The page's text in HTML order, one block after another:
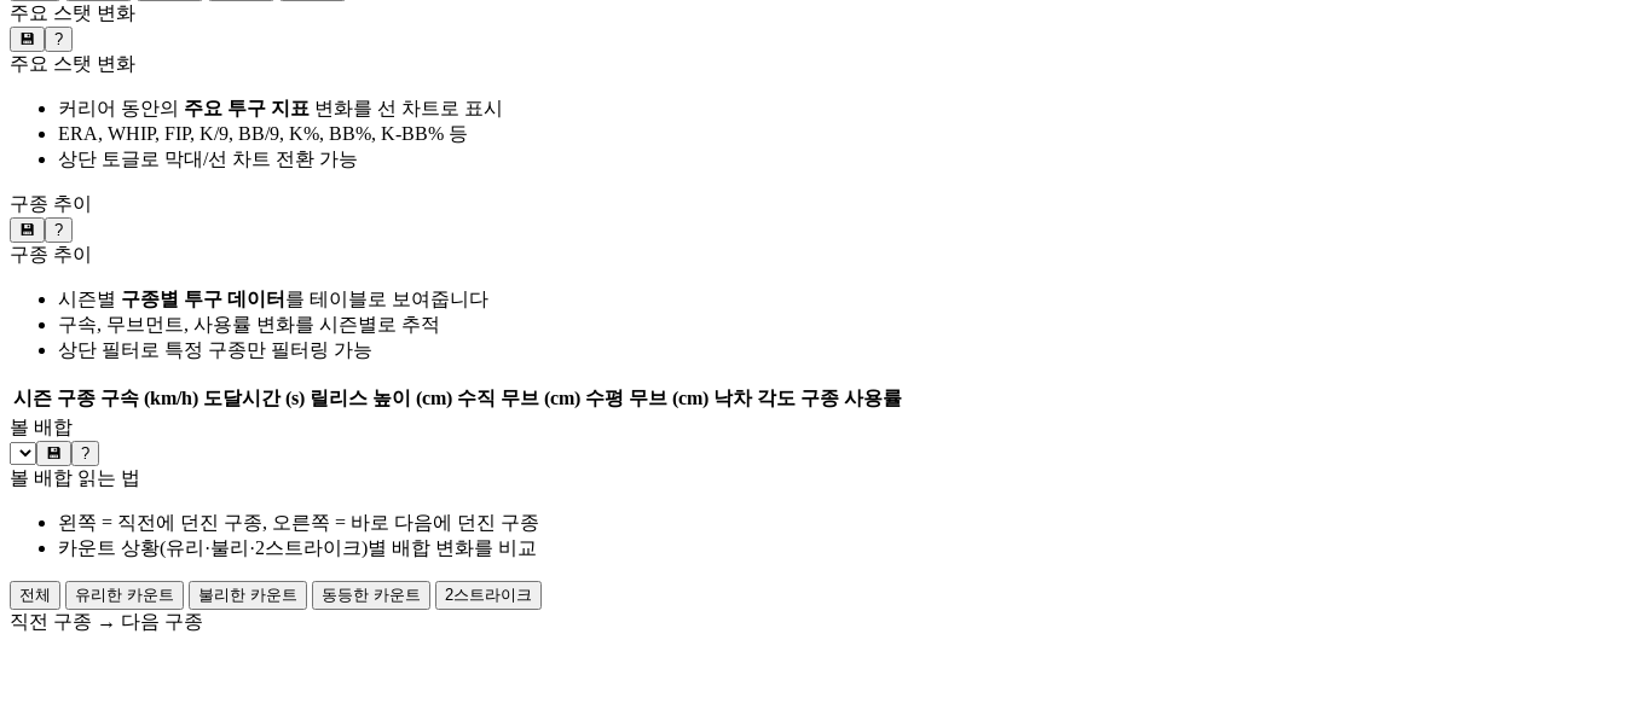
주요 스탯 변화
💾 ?
주요 스탯 변화
커리어 동안의 주요 투구 지표 변화를 선 차트로 표시
ERA, WHIP, FIP, K/9, BB/9, K%, BB%, K-BB% 등
상단 토글로 막대/선 차트 전환 가능
구종 추이
💾 ?
구종 추이
시즌별 구종별 투구 데이터 를 테이블로 보여줍니다
구속, 무브먼트, 사용률 변화를 시즌별로 추적
상단 필터로 특정 구종만 필터링 가능
시즌 구종 구속 (km/h) 도달시간 (s) 릴리스 높이 (cm) 수직 무브 (cm) 수평 무브 (cm) 낙차 각도 구종 사용률
볼 배합
💾 ?
볼 배합 읽는 법
왼쪽 = 직전에 던진 구종, 오른쪽 = 바로 다음에 던진 구종
카운트 상황(유리·불리·2스트라이크)별 배합 변화를 비교
전체 유리한 카운트 불리한 카운트 동등한 카운트 2스트라이크
직전 구종 → 다음 구종